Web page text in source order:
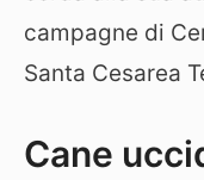
campagne di
Santa Cesarea
Cane